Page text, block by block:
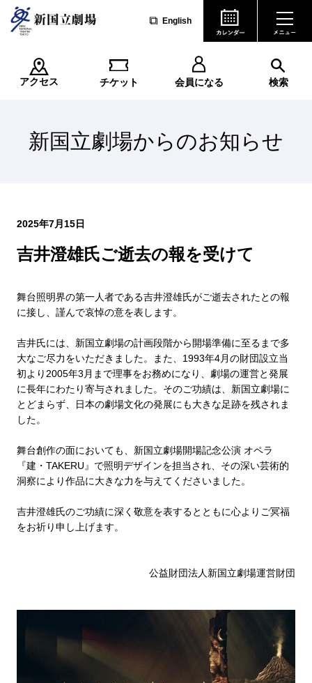
English
アクセス チケット 会員になる 検索
新国立劇場からのお知らせ
2025年7月15日
吉井澄雄氏ご逝去の報を受けて
舞台照明界の第一人者である吉井澄雄氏がご逝去されたとの報
に接し、謹んで哀悼の意を表します。
吉井氏には、新国立劇場の計画段階から開場準備に至るまで多
大なご尽力をいただきました。また、1993年4月の財団設立当
初より2005年3月まで理事をお務めになり、劇場の運営と発展
に長年にわたり寄与されました。そのご功績は、新国立劇場に
とどまらず、日本の劇場文化の発展にも大きな足跡を残されま
した。
舞台創作の面においても、新国立劇場開場記念公演 オペラ
『建・TAKERU』で照明デザインを担当され、その深い芸術的
洞察により作品に大きな力を与えてくださいました。
吉井澄雄氏のご功績に深く敬意を表するとともに心よりご冥福
をお祈り申し上げます。
公益財団法人新国立劇場運営財団